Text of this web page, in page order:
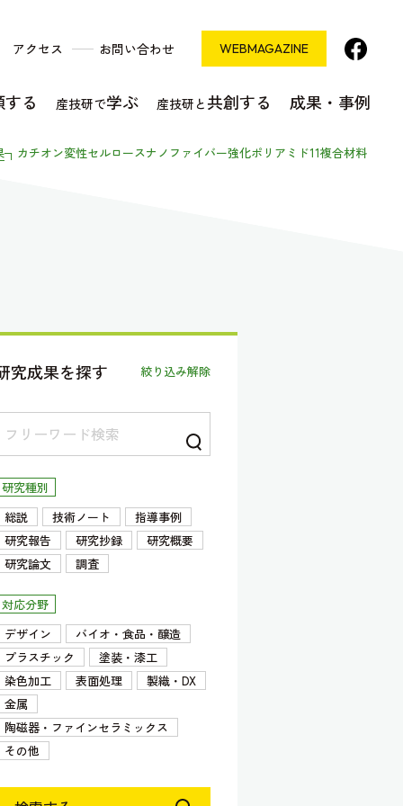
アクセス お問い合わせ WEBMAGAZINE
る 産技研で学ぶ 産技研と 共創する 成果・事例
カチオン変性セルロースナノファイバー強化ポリアミド11複合材料
究成果を探す 絞り込み解除
研究種別
総説
技術ノート
指導事例
研究報告
研究抄録
研究概要
研究論文
調査
対応分野
デザイン
バイオ・食品・醸造
プラスチック
塗装・漆工
染色加工
表面処理
製織・DX
金属
陶磁器・ファインセラミックス
その他